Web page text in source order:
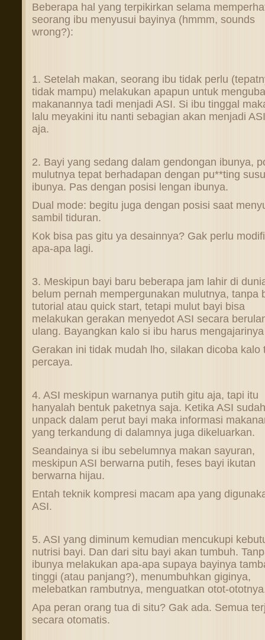
Beberapa hal yang terpikirkan selama
seorang ibu menyusui bayinya (hmmm, sounds
wrong?):
1. Setelah makan, seorang ibu tidak perlu
tidak mampu) melakukan apapun untuk
makanannya tadi menjadi ASI. Si ibu tinggal
lalu meyakini itu nanti sebagian akan menjadi
aja.
2. Bayi yang sedang dalam gendongan ibunya,
mulutnya tepat berhadapan dengan pu**ting susu
ibunya. Pas dengan posisi lengan ibunya.
Dual mode: begitu juga dengan posisi saat
sambil tiduran.
Kok bisa pas gitu ya desainnya? Gak perlu
apa-apa lagi.
3. Meskipun bayi baru beberapa jam lahir di
belum pernah mempergunakan mulutnya, tanpa
tutorial atau quick start, tetapi mulut bayi bisa
melakukan gerakan menyedot ASI secara
ulang. Bayangkan kalo si ibu harus
Gerakan ini tidak mudah lho, silakan dicoba kalo
percaya.
4. ASI meskipun warnanya putih gitu aja, tapi itu
hanyalah bentuk paketnya saja. Ketika ASI
unpack dalam perut bayi maka informasi
yang terkandung di dalamnya juga dikeluarkan.
Seandainya si ibu sebelumnya makan sayuran,
meskipun ASI berwarna putih, feses bayi ikutan
berwarna hijau.
Entah teknik kompresi macam apa yang
ASI.
5. ASI yang diminum kemudian mencukupi
nutrisi bayi. Dan dari situ bayi akan tumbuh.
ibunya melakukan apa-apa supaya bayinya
tinggi (atau panjang?), menumbuhkan giginya,
melebatkan rambutnya, menguatkan otot-
Apa peran orang tua di situ? Gak ada. Semua
secara otomatis.